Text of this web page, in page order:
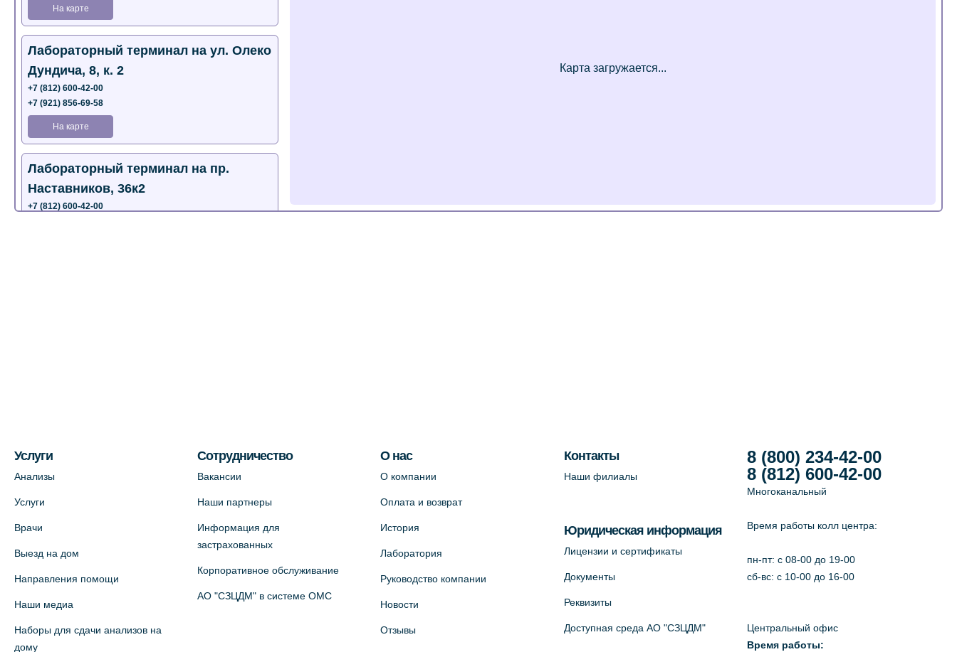
На карте
Лабораторный терминал на ул. Олеко
Дундича, 8, к. 2
+7 (812) 600-42-00
+7 (921) 856-69-58
На карте
Лабораторный терминал на пр.
Наставников, 36к2
+7 (812) 600-42-00
+7 (812) 660-73-69
На карте
партнер)
Услуги
Анализы
Услуги
Врачи
Выезд на дом
Направления помощи
Наши медиа
Наборы для сдачи анализов на
дому
Сотрудничество
Вакансии
Наши партнеры
Информация для
застрахованных
Корпоративное обслуживание
АО "СЗЦДМ" в системе ОМС
О нас
О компании
Оплата и возврат
История
Лаборатория
Руководство компании
Новости
Отзывы
Контакты
Наши филиалы
Юридическая информация
Лицензии и сертификаты
Документы
Реквизиты
Доступная среда АО "СЗЦДМ"
8 (800) 234-42-00
8 (812) 600-42-00
Многоканальный
Время работы колл центра:
пн-пт: c 08-00 до 19-00
сб-вс: с 10-00 до 16-00
Центральный офис
Время работы: